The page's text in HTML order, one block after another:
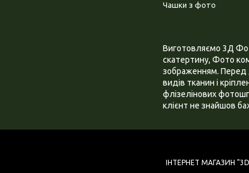
Чашки з фото
Виготовляємо 3Д
скатертину, Фото
зображенням. Перед
видів тканин і
флізелінових
клієнт не знайшов